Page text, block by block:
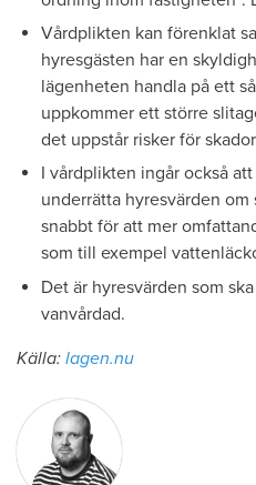
Vårdplikten kan förenklat
hyresgästen har en
lägenheten handla på ett
uppkommer ett större
det uppstår risker för
I vårdplikten ingår också
underrätta hyresvärden om
snabbt för att mer
som till exempel
Det är hyresvärden som
vanvårdad.
Källa: lagen.nu